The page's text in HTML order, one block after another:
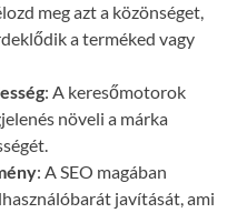
meg azt a közönséget,
a terméked vagy
: A keresőmotorok
növeli a márka
: A SEO magában
javítását, ami